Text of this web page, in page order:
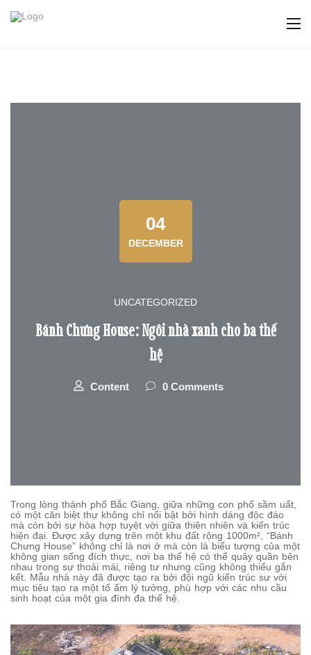
04
DECEMBER
UNCATEGORIZED
Bánh Chưng House: Ngôi nhà xanh cho ba thế
hệ
Content 0 Comments
Trong lòng thành phố Bắc Giang, giữa những con phố sầm uất,
có một căn biệt thự không chỉ nổi bật bởi hình dáng độc đáo
mà còn bởi sự hòa hợp tuyệt vời giữa thiên nhiên và kiến trúc
hiện đại. Được xây dựng trên một khu đất rộng 1000m², “Bánh
Chưng House” không chỉ là nơi ở mà còn là biểu tượng của một
không gian sống đích thực, nơi ba thế hệ có thể quây quần bên
nhau trong sự thoải mái, riêng tư nhưng cũng không thiếu gắn
kết. Mẫu nhà này đã được tạo ra bởi đội ngũ kiến trúc sư với
mục tiêu tạo ra một tổ ấm lý tưởng, phù hợp với các nhu cầu
sinh hoạt của một gia đình đa thế hệ.